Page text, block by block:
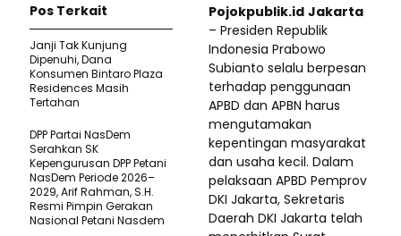
Pojokpublik.id Jakarta
– Presiden Republik
Indonesia Prabowo
Subianto selalu berpesan
terhadap penggunaan
APBD dan APBN harus
mengutamakan
kepentingan masyarakat
dan usaha kecil. Dalam
pelaksaan APBD Pemprov
DKI Jakarta, Sekretaris
Daerah DKI Jakarta telah
Pos Terkait
Janji Tak Kunjung
Dipenuhi, Dana
Konsumen Bintaro Plaza
Residences Masih
Tertahan
DPP Partai NasDem
Serahkan SK
Kepengurusan DPP Petani
NasDem Periode 2026–
2029, Arif Rahman, S.H.
Resmi Pimpin Gerakan
Nasional Petani Nasdem